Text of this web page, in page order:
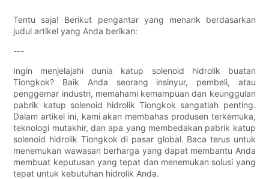
Tentu saja! Berikut pengantar yang menarik berdasarkan
judul artikel yang Anda berikan:
---
Ingin menjelajahi dunia katup solenoid hidrolik buatan
Tiongkok? Baik Anda seorang insinyur, pembeli, atau
penggemar industri, memahami kemampuan dan keunggulan
pabrik katup solenoid hidrolik Tiongkok sangatlah penting.
Dalam artikel ini, kami akan membahas produsen terkemuka,
teknologi mutakhir, dan apa yang membedakan pabrik katup
solenoid hidrolik Tiongkok di pasar global. Baca terus untuk
menemukan wawasan berharga yang dapat membantu Anda
membuat keputusan yang tepat dan menemukan solusi yang
tepat untuk kebutuhan hidrolik Anda.